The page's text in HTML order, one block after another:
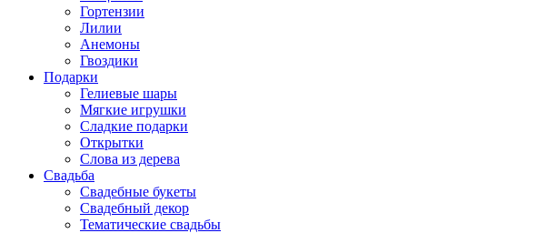
Гортензии
Лилии
Анемоны
Гвоздики
Подарки
Гелиевые шары
Мягкие игрушки
Сладкие подарки
Открытки
Слова из дерева
Свадьба
Свадебные букеты
Свадебный декор
Тематические свадьбы